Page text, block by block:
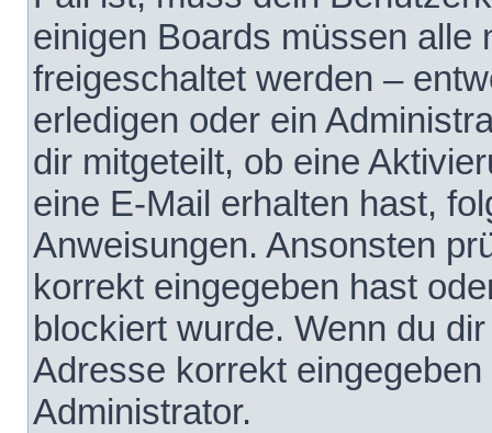
einigen Boards müssen alle
freigeschaltet werden –
erledigen oder ein
dir mitgeteilt, ob eine
eine E-Mail erhalten hast,
Anweisungen. Ansonsten
korrekt eingegeben hast
blockiert wurde. Wenn du
Adresse korrekt
Administrator.